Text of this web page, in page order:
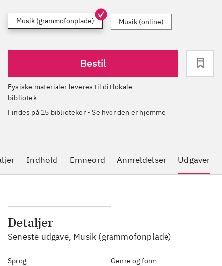
Musik (grammofonplade) Musik (online)
Bestil
Fysiske materialer leveres til dit lokale
bibliotek
Findes på 15 biblioteker-Se hvor den er hjemme
Indhold Emneord Anmeldelser Udgaver
Detaljer
Seneste udgave, Musik (grammofonplade)
Sprog
Genre og form